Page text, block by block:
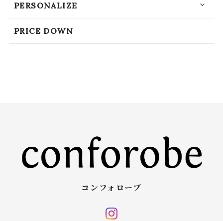
PERSONALIZE
PRICE DOWN
コンフォローブ